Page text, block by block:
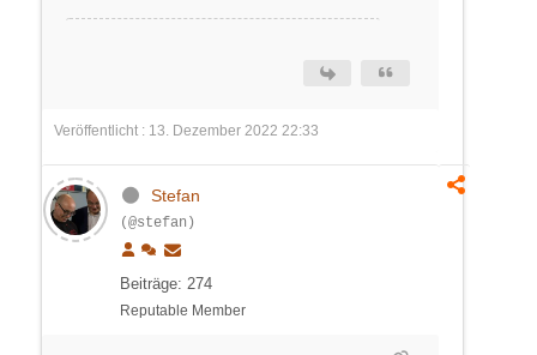
Veröffentlicht : 13. Dezember 2022 22:33
Stefan
(@stefan)
Beiträge: 274
Reputable Member